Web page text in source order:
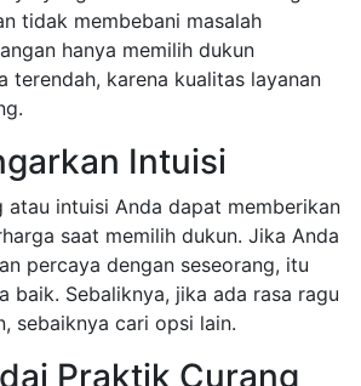
tidak membebani masalah
hanya memilih dukun
terendah, karena kualitas layanan
Intuisi
atau intuisi Anda dapat memberikan
saat memilih dukun. Jika Anda
percaya dengan seseorang, itu
baik. Sebaliknya, jika ada rasa ragu
sebaiknya cari opsi lain.
Praktik Curang